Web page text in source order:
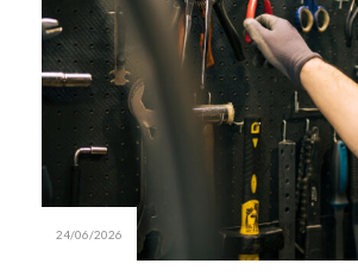
24/06/2026